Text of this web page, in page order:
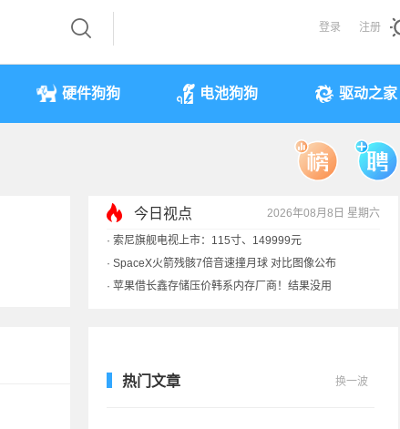
登录 注册
硬件狗狗 电池狗狗 驱动之家
今日视点 2026年08月8日 星期六
· 索尼旗舰电视上市：115寸、149999元
· SpaceX火箭残骸7倍音速撞月球 对比图像公布
· 苹果借长鑫存储压价韩系内存厂商！结果没用
热门文章 换一波